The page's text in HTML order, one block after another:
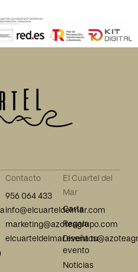
Contacto
956 064 433
info@elcuarteldelmar.com
marketing@azoteagrupo.com
El Cuartel del
Mar
Carta
Regala
Diseña tu
evento
Noticias